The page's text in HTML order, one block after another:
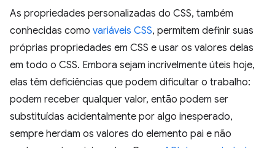
As propriedades personalizadas do CSS, também
conhecidas como variáveis CSS, permitem definir suas
próprias propriedades em CSS e usar os valores delas
em todo o CSS. Embora sejam incrivelmente úteis hoje,
elas têm deficiências que podem dificultar o trabalho:
podem receber qualquer valor, então podem ser
substituídas acidentalmente por algo inesperado,
sempre herdam os valores do elemento pai e não